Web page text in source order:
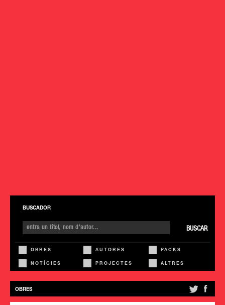
BUSCADOR
BUSCAR
OBRES AUTORES PACKS
NOTÍCIES PROJECTES ALTRES
OBRES